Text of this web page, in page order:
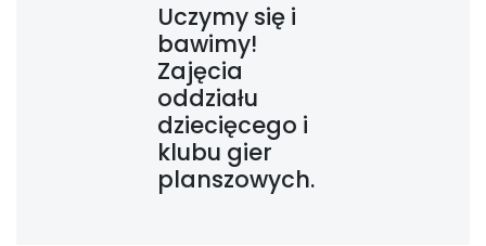
Uczymy się i
bawimy!
Zajęcia
oddziału
dziecięcego i
klubu gier
planszowych.